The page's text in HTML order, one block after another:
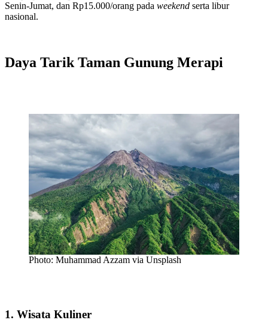
Senin-Jumat, dan Rp15.000/orang pada weekend serta libur
nasional.
Daya Tarik Taman Gunung Merapi
Photo: Muhammad Azzam via Unsplash
1. Wisata Kuliner